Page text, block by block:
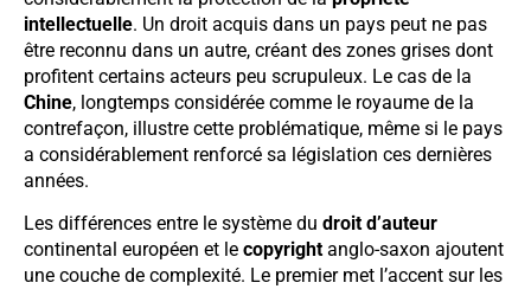
intellectuelle. Un droit acquis dans un pays peut ne pas
être reconnu dans un autre, créant des zones grises dont
profitent certains acteurs peu scrupuleux. Le cas de la
Chine, longtemps considérée comme le royaume de la
contrefaçon, illustre cette problématique, même si le pays
a considérablement renforcé sa législation ces dernières
années.
Les différences entre le système du droit d’auteur
continental européen et le copyright anglo-saxon ajoutent
une couche de complexité. Le premier met l’accent sur les